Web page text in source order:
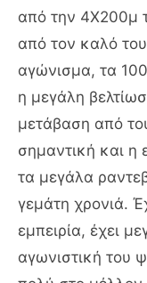
από την 4Χ200μ
από τον καλό
αγώνισμα, τα
η μεγάλη
μετάβαση από
σημαντική και η
τα μεγάλα
γεμάτη χρονιά.
εμπειρία, έχει
αγωνιστική του